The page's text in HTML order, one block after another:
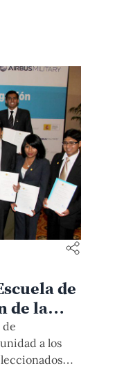
de
de la
de
de
a los
el mundo de